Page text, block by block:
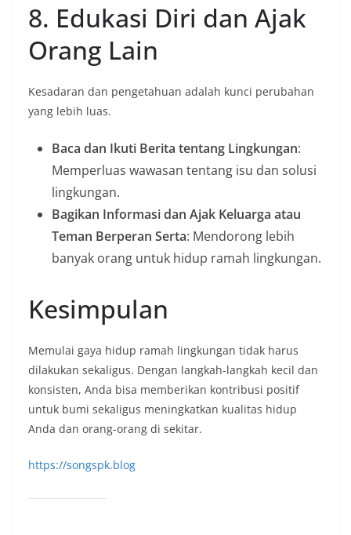
8. Edukasi Diri dan Ajak
Orang Lain
Kesadaran dan pengetahuan adalah kunci perubahan
yang lebih luas.
Baca dan Ikuti Berita tentang Lingkungan:
Memperluas wawasan tentang isu dan solusi
lingkungan.
Bagikan Informasi dan Ajak Keluarga atau
Teman Berperan Serta: Mendorong lebih
banyak orang untuk hidup ramah lingkungan.
Kesimpulan
Memulai gaya hidup ramah lingkungan tidak harus
dilakukan sekaligus. Dengan langkah-langkah kecil dan
konsisten, Anda bisa memberikan kontribusi positif
untuk bumi sekaligus meningkatkan kualitas hidup
Anda dan orang-orang di sekitar.
https://songspk.blog